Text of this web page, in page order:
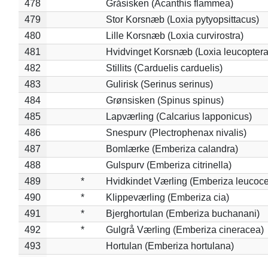
478
Gråsisken (Acanthis flammea)
479
Stor Korsnæb (Loxia pytyopsittacus)
480
Lille Korsnæb (Loxia curvirostra)
481
Hvidvinget Korsnæb (Loxia
482
Stillits (Carduelis carduelis)
483
Gulirisk (Serinus serinus)
484
Grønsisken (Spinus spinus)
485
Lapværling (Calcarius lapponicus)
486
Snespurv (Plectrophenax nivalis)
487
Bomlærke (Emberiza calandra)
488
Gulspurv (Emberiza citrinella)
489
*
Hvidkindet Værling (Emberiza
490
*
Klippeværling (Emberiza cia)
491
*
Bjerghortulan (Emberiza buchanani)
492
*
Gulgrå Værling (Emberiza cineracea)
493
Hortulan (Emberiza hortulana)